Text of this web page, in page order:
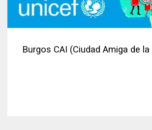
Burgos CAI (Ciudad Amiga de